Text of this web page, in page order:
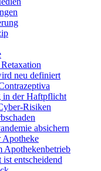
neu definiert
in der Haftpflicht
Risiken
absichern
Apotheke
Apothekenbetrieb
entscheidend